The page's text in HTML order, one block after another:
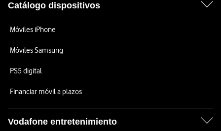
Catálogo dispositivos
Móviles iPhone
Móviles Samsung
PS5 digital
Financiar móvil a plazos
Vodafone entretenimiento